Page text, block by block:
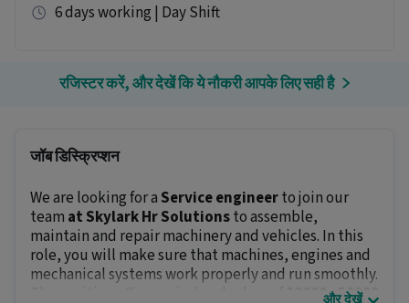
6 days working | Day Shift
रजिस्टर करें, और देखें कि ये नौकरी आपके लिए सही है
जॉब डिस्क्रिप्शन
We are looking for a Service engineerto join our
team at Skylark Hr Solutionsto assemble,
maintain and repair machinery and vehicles. In this
role, you will make sure that machines, engines and
mechanical systems work properly and run smoothly.
₹20000 - ₹50000